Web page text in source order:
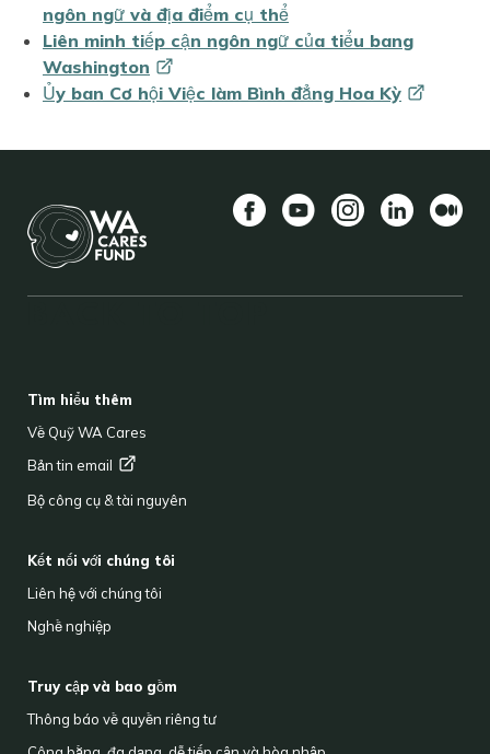
ngôn ngữ và địa điểm cụ thể
Liên minh tiếp cận ngôn ngữ của tiểu bang
Washington
Ủy ban Cơ hội Việc làm Bình đẳng Hoa Kỳ
FOOTER
Tìm hiểu thêm
Về Quỹ WA Cares
Bản tin email
Bộ công cụ & tài nguyên
Kết nối với chúng tôi
Liên hệ với chúng tôi
Nghề nghiệp
Truy cập và bao gồm
Thông báo về quyền riêng tư